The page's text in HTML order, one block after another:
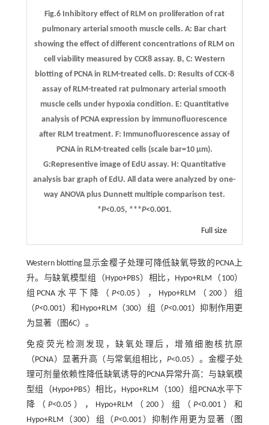
Fig.6 Inhibitory effect of RLM on proliferation of rat
pulmonary arterial smooth muscle cells.A: Bar chart
showing the effect of different concentrations of RLM on
cell viability measured by CCK8 assay. B, C: Western
blotting of PCNA in RLM-treated cells. D: Results of CCK-8
assay of RLM-treated rat pulmonary arterial smooth
muscle cells under hypoxia condition. E: Quantitative
analysis of PCNA expression by immunofluorescence
after RLM treatment.F: Immunofluorescence assay of
PCNA in RLM-treated cells (scale bar=10 μm).
G:Representive image of EdU assay. H: Quantitative
analysis bar graph of EdU. All data were analyzed by one-
way ANOVA plus Dunnett multiple comparison test.
*P<0.05, ***P<0.001.
Full size
Western blotting显示金樱子处理可降低缺氧导致的PCNA上
升。与缺氧模型组（Hypo+PBS）相比，Hypo+RLM（100）
组PCNA水平下降（ P<0.05），Hypo+RLM（200）组
（P<0.001）和Hypo+RLM（300）组（P<0.001）抑制作用更
为显著（ 图6C）。
免疫荧光检测发现，缺氧处理后，增殖细胞核抗原
（PCNA）显著升高（与常氧组相比，P<0.05）。金樱子处
理可剂量依赖性降低缺氧诱导的PCNA异常升高：与缺氧模
型组（Hypo+PBS）相比，Hypo+RLM（100）组PCNA水平下
降（ P<0.05），Hypo+RLM（200）组（P<0.001）和
Hypo+RLM（300）组（P<0.001）抑制作用更为显著（ 图